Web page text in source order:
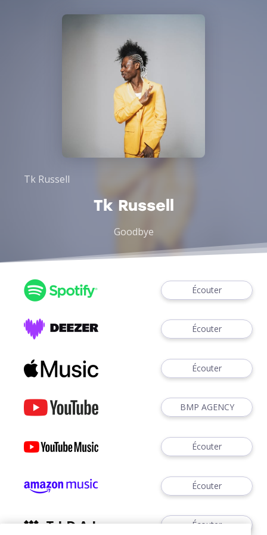
Tk Russell
Tk Russell
Goodbye
Écouter
Écouter
Écouter
BMP AGENCY
Écouter
Écouter
Écouter